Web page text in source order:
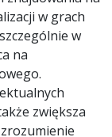
w grach
w
na
zwiększa